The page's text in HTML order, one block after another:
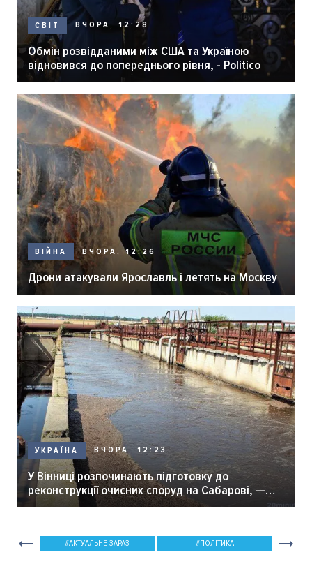
СВІТ ВЧОРА, 12:28
Обмін розвідданими між США та Україною
відновився до попереднього рівня, - Politico
ВІЙНА ВЧОРА, 12:26
Дрони атакували Ярославль і летять на Москву
УКРАЇНА ВЧОРА, 12:23
У Вінниці розпочинають підготовку до
реконструкції очисних споруд на Сабарові, —
мер Вінниці.
АКТУАЛЬНЕ ЗАРАЗ ПОЛІТИКА